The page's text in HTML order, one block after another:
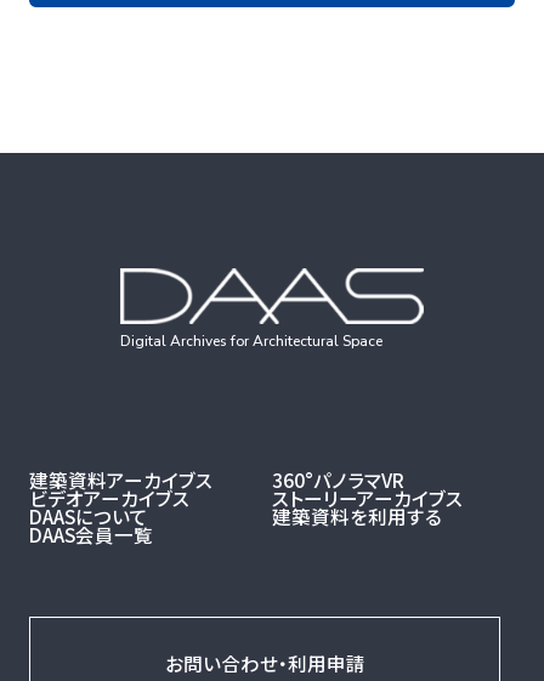
Digital Archives for Architectural Space
建築資料アーカイブス 360°パノラマVR
ビデオアーカイブス ストーリーアーカイブス
DAASについて 建築資料を利用する
DAAS会員一覧
お問い合わせ・利用申請